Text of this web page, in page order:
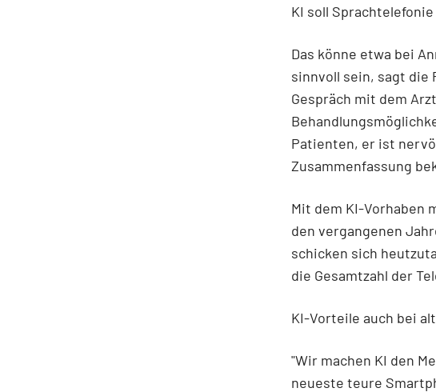
KI soll
Das könne etwa bei
sinnvoll sein, sagt die
Gespräch mit dem
Patienten, er ist
Zusammenfassung
Mit dem KI-Vorhaben
den vergangenen
schicken sich
die Gesamtzahl der
KI-Vorteile auch bei
"Wir machen KI den
neueste teure